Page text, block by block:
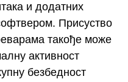
и додатних
Присуство
такође може
активност
безбедност